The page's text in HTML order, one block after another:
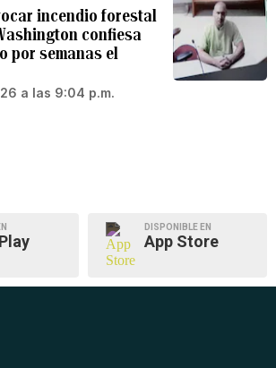
incendio forestal
confiesa
por semanas el
a las 9:04 p.m.
DISPONIBLE EN
App Store